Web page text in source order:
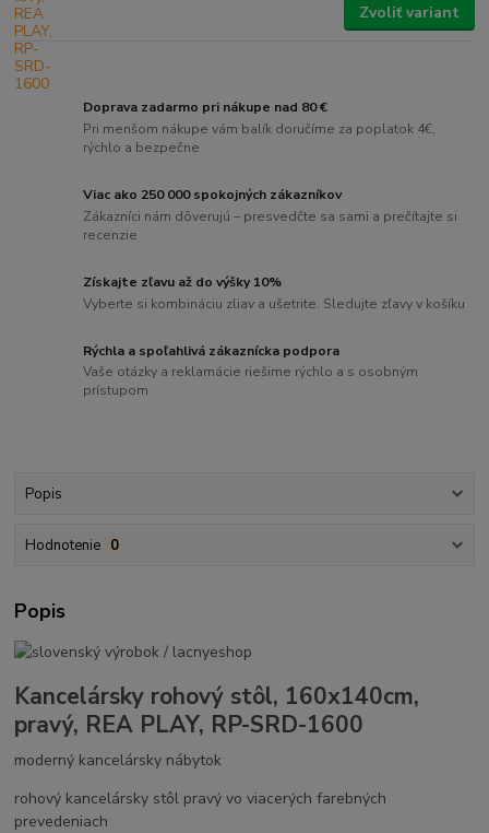
Zvoliť variant
Doprava zadarmo pri nákupe nad 80 €
Pri menšom nákupe vám balík doručíme za poplatok 4€,
rýchlo a bezpečne
Viac ako 250 000 spokojných zákazníkov
Zákazníci nám dôverujú – presvedčte sa sami a prečítajte si
recenzie
Získajte zľavu až do výšky 10%
Vyberte si kombináciu zliav a ušetrite. Sledujte zľavy v košíku
Rýchla a spoľahlivá zákaznícka podpora
Vaše otázky a reklamácie riešime rýchlo a s osobným
prístupom
Popis
Hodnotenie 0
Popis
Kancelársky rohový stôl, 160x140cm,
pravý, REA PLAY, RP-SRD-1600
moderný kancelársky nábytok
rohový kancelársky stôl pravý vo viacerých farebných
prevedeniach